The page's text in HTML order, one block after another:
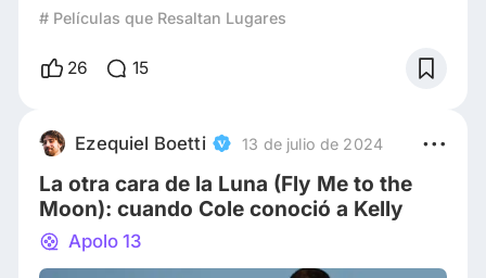
cinematic work that transcends the
such as genius, the struggle against mental
the 1994 Nobel Prize in Economics, the film not
only portrays his scientific contributions b
# Películas que Resaltan Lugares
26 15
Ezequiel Boetti 13 de julio de 2024
La otra cara de la Luna (Fly Me to the
Moon): cuando Cole conoció a Kelly
Apolo 13